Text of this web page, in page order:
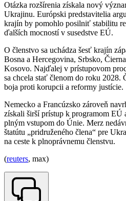
Otázka rozšírenia získala nový
Ukrajinu. Európski predstavitelia
krajín by pomohlo posilniť stabilitu
ďalších mocností v susedstve EÚ.
O členstvo sa uchádza šesť krajín
Bosna a Hercegovina, Srbsko,
Kosovo. Najďalej v prístupovom
sa chcela stať členom do roku 2028.
boja proti korupcii a reformy justície.
Nemecko a Francúzsko zároveň
získali širší prístup k programom EÚ
plným vstupom do Únie. Merz
štatútu „pridruženého člena“ pre
na ceste k plnoprávnemu členstvu.
(reuters, max)